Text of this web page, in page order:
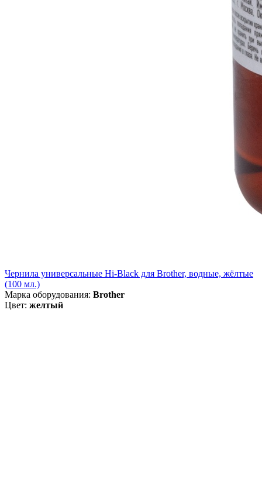
Чернила универсальные Hi-Black для Brother, водные, жёлтые
(100 мл.)
Марка оборудования: Brother
Цвет: желтый